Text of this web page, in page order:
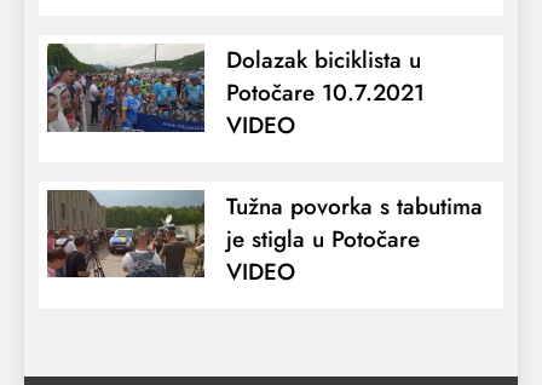
Dolazak biciklista u
Potočare 10.7.2021
VIDEO
Tužna povorka s tabutima
je stigla u Potočare
VIDEO